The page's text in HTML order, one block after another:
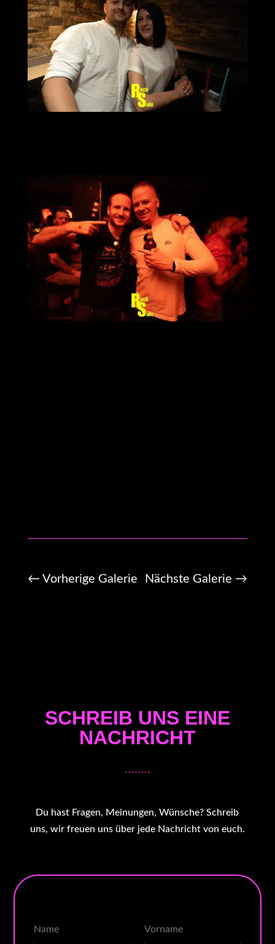
← Vorherige Galerie Nächste Galerie →
SCHREIB UNS EINE
NACHRICHT
Du hast Fragen, Meinungen, Wünsche? Schreib
uns, wir freuen uns über jede Nachricht von euch.